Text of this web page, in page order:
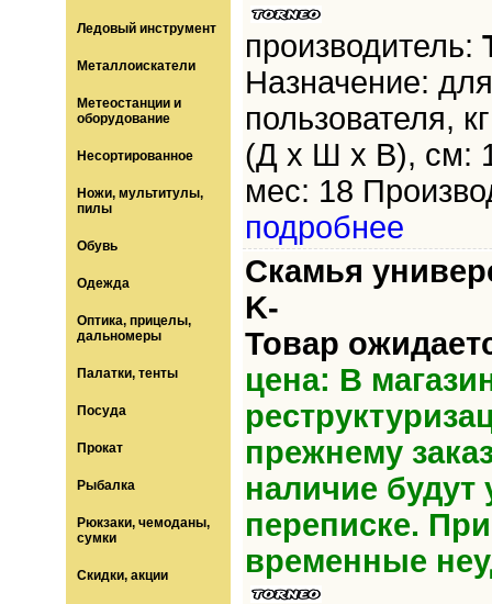
Ледовый инструмент
Металлоискатели
Метеостанции и
оборудование
Несортированное
Ножи, мультитулы,
пилы
Обувь
Одежда
Оптика, прицелы,
дальномеры
Палатки, тенты
Посуда
Прокат
Рыбалка
Рюкзаки, чемоданы,
сумки
Скидки, акции
производитель:
Назначение:
пользователя,
(Д х Ш х В), см:
мес: 18
подробнее
Скамья
K-
Товар
цена: В
прежнему
наличие будут
переписке.
временные